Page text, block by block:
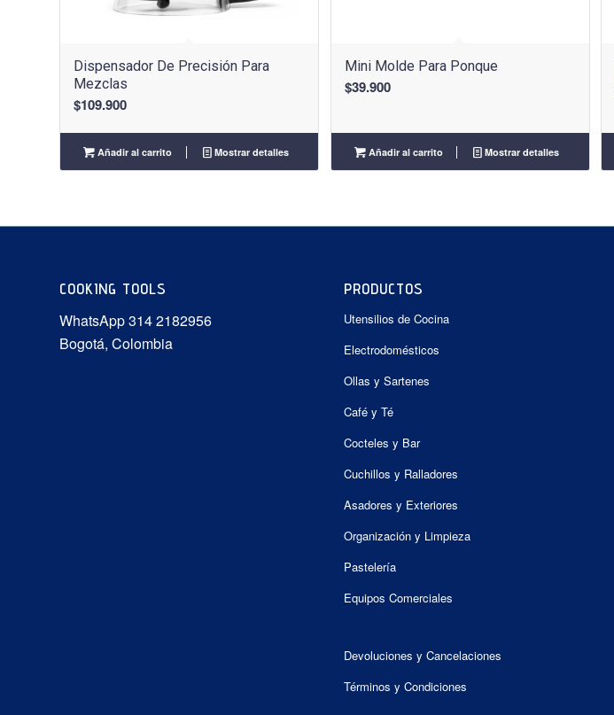
Dispensador De Precisión Para
Mezclas
$109.900
Añadir al carrito Mostrar detalles
Mini Molde Para Ponque
$39.900
Añadir al carrito Mostrar detalles
COOKING TOOLS
WhatsApp 314 2182956
Bogotá, Colombia
PRODUCTOS
Utensilios de Cocina
Electrodomésticos
Ollas y Sartenes
Café y Té
Cocteles y Bar
Cuchillos y Ralladores
Asadores y Exteriores
Organización y Limpieza
Pastelería
Equipos Comerciales
Devoluciones y Cancelaciones
Términos y Condiciones